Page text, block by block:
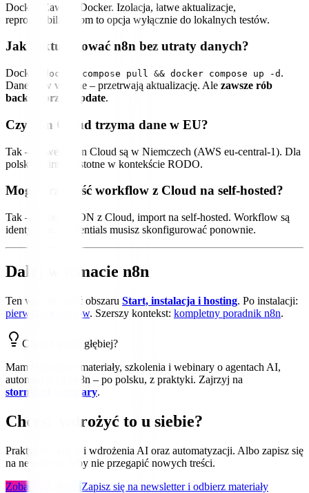
Docker. Zawsze Docker. Izolacja, łatwe aktualizacje,
reproducibility. npm to opcja wyłącznie do lokalnych testów.
Jak zaktualizować n8n bez utraty danych?
Docker: docker compose pull && docker compose up -d .
Dane są w volume – przetrwają aktualizację. Ale zawsze rób
backup przed update.
Czy n8n Cloud trzyma dane w EU?
Tak – serwery n8n Cloud są w Niemczech (AWS eu-central-1). Dla
polskich firm to istotne w kontekście RODO.
Mogę przenieść workflow z Cloud na self-hosted?
Tak – eksport JSON z Cloud, import na self-hosted. Workflow są
identyczne. Credentials musisz skonfigurować ponownie.
Dalej w temacie n8n
Ten wpis to część obszaru Start, instalacja i hosting. Po instalacji:
pierwszy workflow. Szerszy kontekst: kompletny poradnik n8n.
Chcesz wejść głębiej?
Mamy darmowe materiały, szkolenia i webinary o agentach AI,
automatyzacji i n8n – po polsku, z praktyki. Zajrzyj na
stormit.pl/webinary.
Chcesz wdrożyć to u siebie?
Praktyczne kursy i wdrożenia AI oraz automatyzacji. Albo zapisz się
na newsletter, żeby nie przegapić nowych treści.
Zobacz szkolenia Zapisz się na newsletter i odbierz materiały